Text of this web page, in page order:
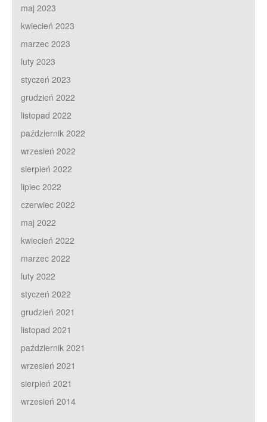
maj 2023
kwiecień 2023
marzec 2023
luty 2023
styczeń 2023
grudzień 2022
listopad 2022
październik 2022
wrzesień 2022
sierpień 2022
lipiec 2022
czerwiec 2022
maj 2022
kwiecień 2022
marzec 2022
luty 2022
styczeń 2022
grudzień 2021
listopad 2021
październik 2021
wrzesień 2021
sierpień 2021
wrzesień 2014